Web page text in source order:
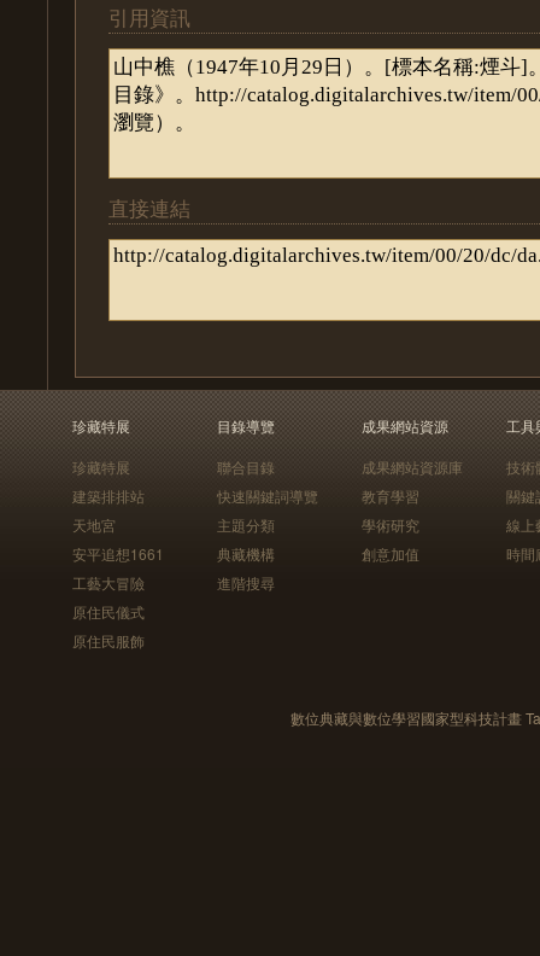
引用資訊
直接連結
珍藏特展
珍藏特展
建築排排站
天地宮
安平追想1661
工藝大冒險
原住民儀式
原住民服飾
目錄導覽
聯合目錄
快速關鍵詞導覽
主題分類
典藏機構
進階搜尋
成果網站資源
成果網站資源庫
教育學習
學術研究
創意加值
工具
技術
關鍵
線上
時間
數位典藏與數位學習國家型科技計畫